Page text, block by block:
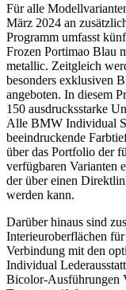
Für alle
März 2024 an
Programm umfasst
Frozen Portimao Blau
metallic. Zeitgleich
besonders exklusiven
angeboten. In diesem
150 ausdrucksstarke
Alle BMW Individual
beeindruckende
über das Portfolio der
verfügbaren Varianten
der über einen
werden kann.
Darüber hinaus sind
Interieuroberflächen
Verbindung mit den
Individual
Bicolor-Ausführungen